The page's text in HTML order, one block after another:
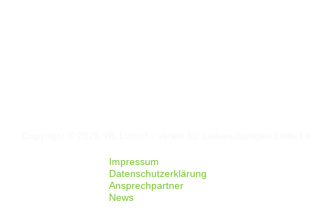
Impressum
Datenschutzerklärung
Ansprechpartner
News